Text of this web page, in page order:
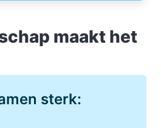
maakt het
sterk: